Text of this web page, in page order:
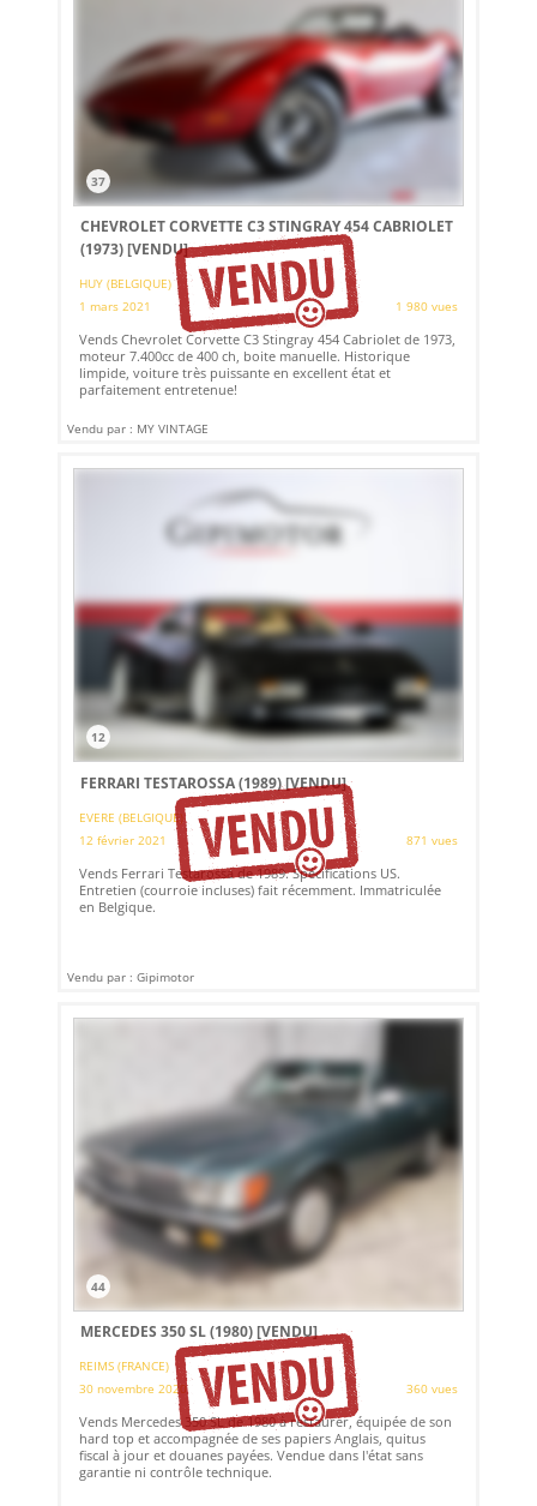
37
CHEVROLET CORVETTE C3 STINGRAY 454 CABRIOLET
(1973)[VENDU]
HUY (BELGIQUE)
1 mars 2021
1 980 vues
Vends Chevrolet Corvette C3 Stingray 454 Cabriolet de 1973,
moteur 7.400cc de 400 ch, boite manuelle. Historique
limpide, voiture très puissante en excellent état et
parfaitement entretenue!
Vendu par : MY VINTAGE
12
FERRARI TESTAROSSA (1989)[VENDU]
EVERE (BELGIQUE)
12 février 2021
871 vues
Vends Ferrari Testarossa de 1989. Spécifications US.
Entretien (courroie incluses) fait récemment. Immatriculée
en Belgique.
Vendu par : Gipimotor
44
MERCEDES 350 SL (1980)[VENDU]
REIMS (FRANCE)
30 novembre 2020
360 vues
Vends Mercedes 350 SL de 1980 à restaurer, équipée de son
hard top et accompagnée de ses papiers Anglais, quitus
fiscal à jour et douanes payées. Vendue dans l'état sans
garantie ni contrôle technique.